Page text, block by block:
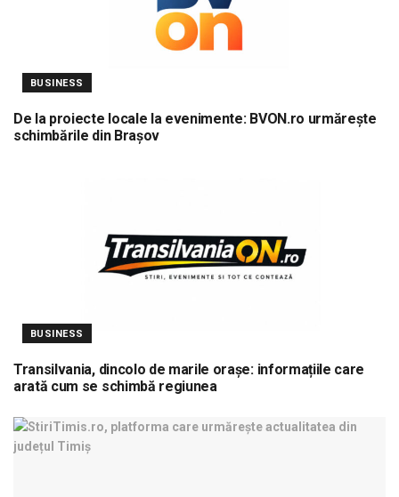
BUSINESS
De la proiecte locale la evenimente: BVON.ro urmărește
schimbările din Brașov
BUSINESS
Transilvania, dincolo de marile orașe: informațiile care
arată cum se schimbă regiunea